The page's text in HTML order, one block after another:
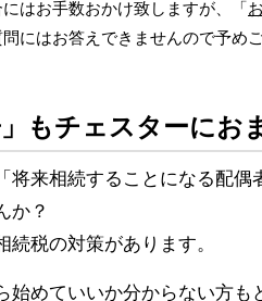
はお手数おかけ致しますが、「
にはお答えできませんので予めご
もチェスターにお
将来相続することになる配
か？
税の対策があります。
めていいか分からない方も